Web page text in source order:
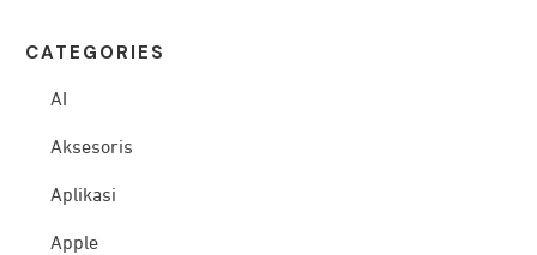
CATEG ORIES
AI
Aksesoris
Aplikasi
Apple